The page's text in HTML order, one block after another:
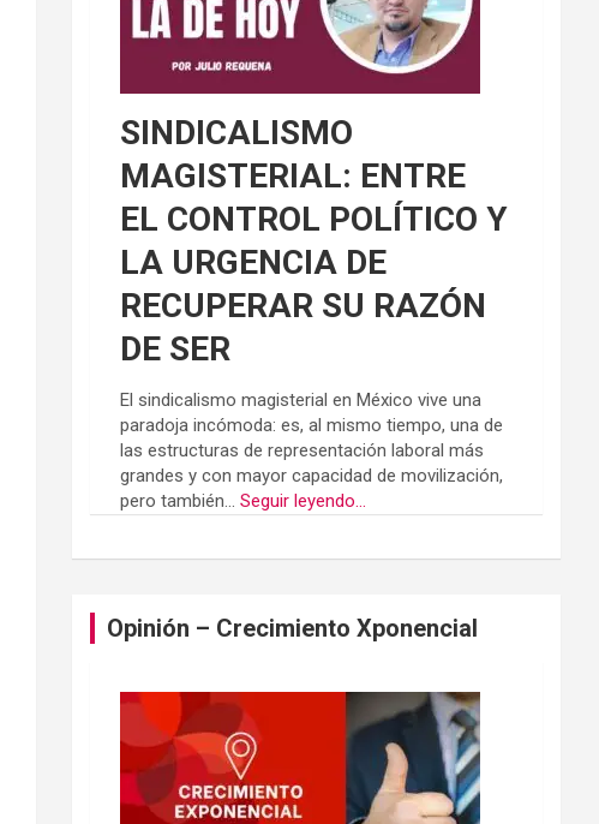
SINDICALISMO
MAGISTERIAL: ENTRE
EL CONTROL POLÍTICO Y
LA URGENCIA DE
RECUPERAR SU RAZÓN
DE SER
El sindicalismo magisterial en México vive una
paradoja incómoda: es, al mismo tiempo, una de
las estructuras de representación laboral más
grandes y con mayor capacidad de movilización,
pero también...Seguir leyendo...
Opinión – Crecimiento Xponencial